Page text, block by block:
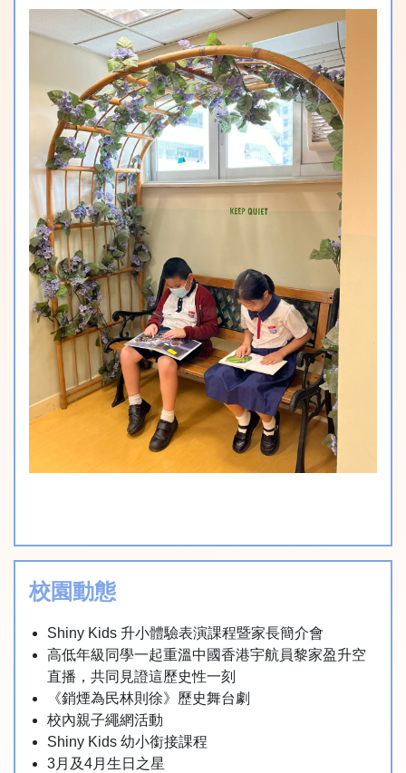
校園動態
Shiny Kids 升小體驗表演課程暨家長簡介會
高低年級同學一起重溫中國香港宇航員黎家盈升空
直播，共同見證這歷史性一刻
《銷煙為民林則徐》歷史舞台劇
校內親子繩網活動
Shiny Kids 幼小銜接課程
3月及4月生日之星